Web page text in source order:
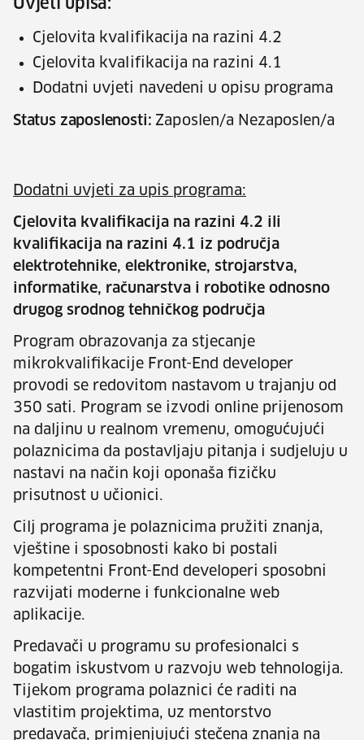
Uvjeti upisa:
Cjelovita kvalifikacija na razini 4.2
Cjelovita kvalifikacija na razini 4.1
Dodatni uvjeti navedeni u opisu programa
Status zaposlenosti: Zaposlen/a Nezaposlen/a
Dodatni uvjeti za upis programa:
Cjelovita kvalifikacija na razini 4.2 ili
kvalifikacija na razini 4.1 iz područja
elektrotehnike, elektronike, strojarstva,
informatike, računarstva i robotike odnosno
drugog srodnog tehničkog područja
Program obrazovanja za stjecanje
mikrokvalifikacije Front-End developer
provodi se redovitom nastavom u trajanju od
350 sati. Program se izvodi online prijenosom
na daljinu u realnom vremenu, omogućujući
polaznicima da postavljaju pitanja i sudjeluju u
nastavi na način koji oponaša fizičku
prisutnost u učionici.
Cilj programa je polaznicima pružiti znanja,
vještine i sposobnosti kako bi postali
kompetentni Front-End developeri sposobni
razvijati moderne i funkcionalne web
aplikacije.
Predavači u programu su profesionalci s
bogatim iskustvom u razvoju web tehnologija.
Tijekom programa polaznici će raditi na
vlastitim projektima, uz mentorstvo
predavača, primjenjujući stečena znanja na